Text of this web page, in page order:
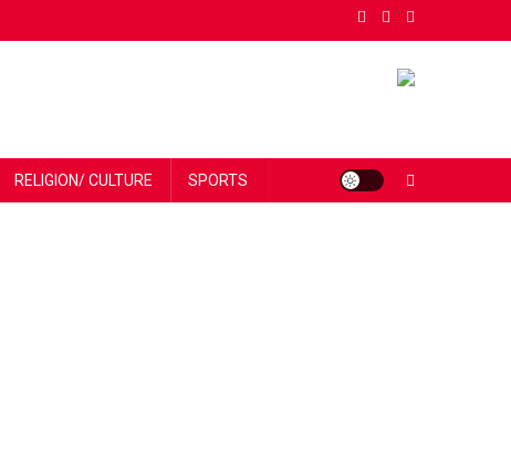
RELIGION/ CULTURE SPORTS